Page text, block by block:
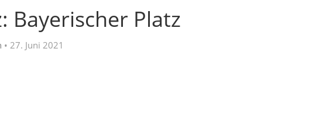
Bayerischer Platz
• 27. Juni 2021